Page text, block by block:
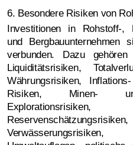
6. Besondere Risiken von
Investitionen in Rohstoff-,
und Bergbauunternehmen
verbunden. Dazu
Liquiditätsrisiken,
Währungsrisiken,
Risiken, Minen- und